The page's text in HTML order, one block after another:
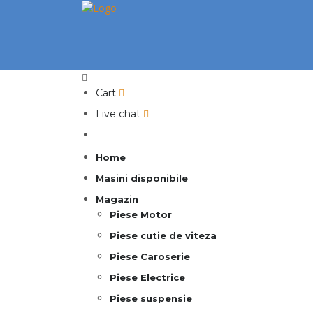
Cart
Live chat
Home
Masini disponibile
Magazin
Piese Motor
Piese cutie de viteza
Piese Caroserie
Piese Electrice
Piese suspensie